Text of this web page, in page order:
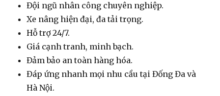
Đội ngũ nhân công chuyên nghiệp.
Xe nâng hiện đại, đa tải trọng.
Hỗ trợ 24/7.
Giá cạnh tranh, minh bạch.
Đảm bảo an toàn hàng hóa.
Đáp ứng nhanh mọi nhu cầu tại Đống Đa và
Hà Nội.